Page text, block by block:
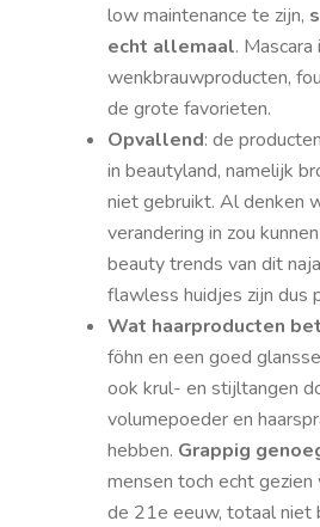
low maintenance te zijn,
echt allemaal.
wenkbrauwproducten,
de grote favorieten.
Opvallend: de
in beautyland, namelijk
niet gebruikt. Al denken
verandering in zou
beauty trends van dit
flawless huidjes zijn dus
Wat haarproducten
föhn en een goed
ook krul- en stijltangen
volumepoeder en
hebben. Grappig
mensen toch echt
de 21e eeuw, totaal niet